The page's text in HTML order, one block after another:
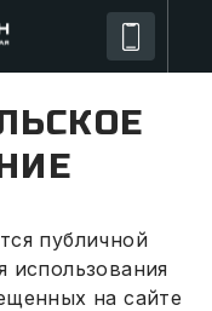
публичной
использования
на сайте